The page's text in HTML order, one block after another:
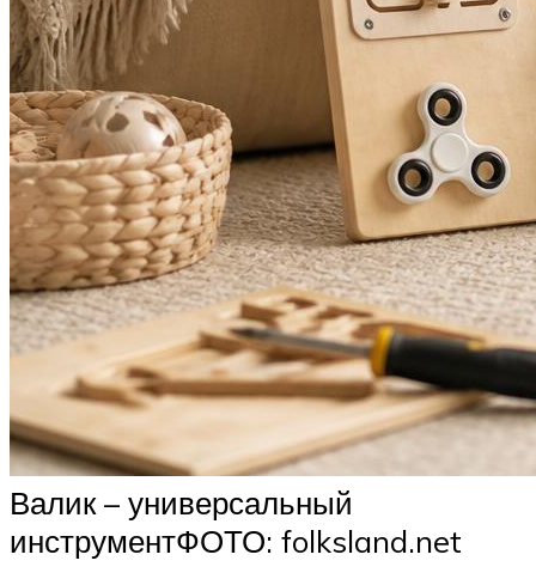
Валик – универсальный
инструментФОТО: folksland.net